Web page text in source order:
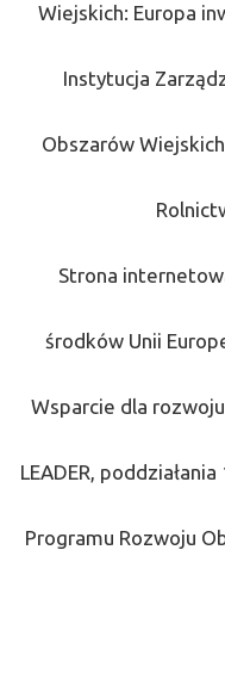
Wiejskich: Europa
Instytucja
Obszarów
Strona
środków Unii
Wsparcie dla
LEADER,
Programu Rozwoju